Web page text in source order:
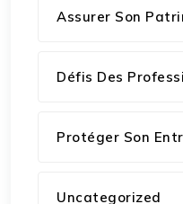
Assurer Son
Défis Des
Protéger Son
Uncategorized